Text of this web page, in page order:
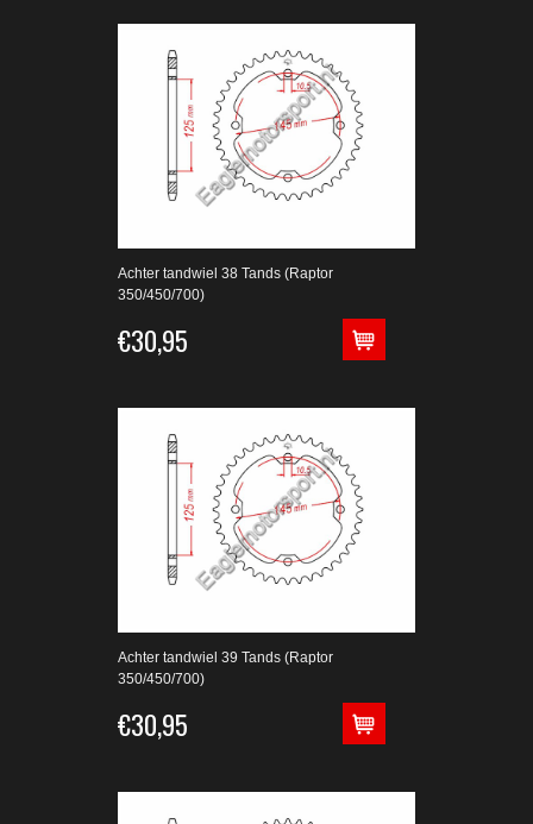
Achter tandwiel 38 Tands (Raptor
350/450/700)
€30,95
Achter tandwiel 39 Tands (Raptor
350/450/700)
€30,95